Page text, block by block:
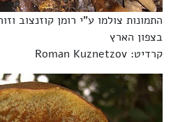
התמונות צולמו ע"י רומן קוזנצוב
בצפון הארץ
קרדיט: Roman Kuznetzov